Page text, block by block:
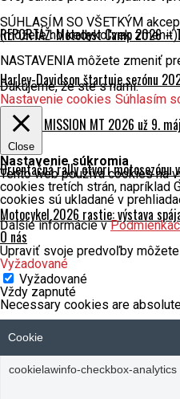
REPORTÁŽ: Mototest Camp 2026
Harley-Davidson štartuje sezónu
CFMOTO MISSION MT 2026 už 9.
Orientačná rally otvorí motosezónu
Motocykel 2026 rastie: výstava
O nás
SÚHLASÍM SO VŠETKÝM
(môžete ho kedykoľvek zmeniť).
NASTAVENIA môžete zmeniť
Ďakujeme, že ste s nami.
Nastavenie cookies Súhlasím
Close
Nastavenie súkromia
Tento web používa cookies na
cookies tretích strán, napríklad
cookies sú ukladané v
Ďalšie informácie v
Upraviť svoje predvoľby
Vyžadované
Vyžadované
Vždy zapnuté
Necessary cookies are
Cookie
cookielawinfo-checkbox-analytics